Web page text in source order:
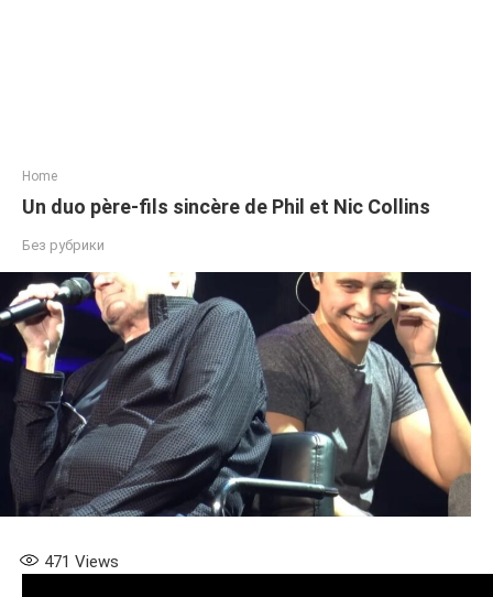
Home
Un duo père-fils sincère de Phil et Nic Collins
Без рубрики
471 Views